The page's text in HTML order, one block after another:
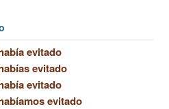
evitado
evitado
evitado
evitado